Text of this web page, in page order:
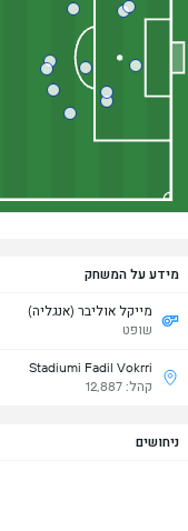
מידע על המשחק
מייקל אוליבר (אנגליה)
שופט
Stadiumi Fadil Vokrri
קהל: 12,887
ניחושים